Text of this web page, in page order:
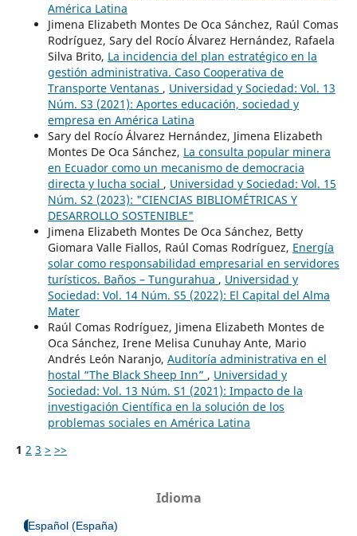
América Latina
Jimena Elizabeth Montes De Oca Sánchez, Raúl Comas
Rodríguez, Sary del Rocío Álvarez Hernández, Rafaela
Silva Brito, La incidencia del plan estratégico en la
gestión administrativa. Caso Cooperativa de
Transporte Ventanas , Universidad y Sociedad: Vol. 13
Núm. S3 (2021): Aportes educación, sociedad y
empresa en América Latina
Sary del Rocío Álvarez Hernández, Jimena Elizabeth
Montes De Oca Sánchez, La consulta popular minera
en Ecuador como un mecanismo de democracia
directa y lucha social , Universidad y Sociedad: Vol. 15
Núm. S2 (2023): "CIENCIAS BIBLIOMÉTRICAS Y
DESARROLLO SOSTENIBLE"
Jimena Elizabeth Montes De Oca Sánchez, Betty
Giomara Valle Fiallos, Raúl Comas Rodríguez, Energía
solar como responsabilidad empresarial en servidores
turísticos. Baños – Tungurahua , Universidad y
Sociedad: Vol. 14 Núm. S5 (2022): El Capital del Alma
Mater
Raúl Comas Rodríguez, Jimena Elizabeth Montes de
Oca Sánchez, Irene Melisa Cunuhay Ante, Mario
Andrés León Naranjo, Auditoría administrativa en el
hostal “The Black Sheep Inn” , Universidad y
Sociedad: Vol. 13 Núm. S1 (2021): Impacto de la
investigación Científica en la solución de los
problemas sociales en América Latina
1 2 3 > >>
Idioma
Español (España)